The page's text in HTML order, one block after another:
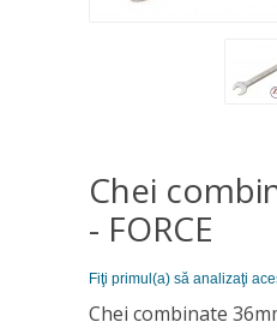
Chei
- FORCE
Fiţi primul(a) să analizaţi
Chei combinate